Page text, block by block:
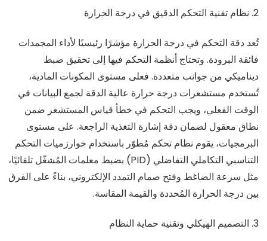
2. نظام تقنية التحكم الدقيق في درجة الحرارة
تُعد دقة التحكم في درجة الحرارة مؤشرًا رئيسيًا لأداء المجمدات
فائقة البرودة. وتحتاج أنظمة التحكم فيها إلى تحقيق ضبط
ديناميكي من جوانب متعددة. فعلى مستوى المكونات المادية،
تُستخدم مستشعرات درجة حرارة عالية الدقة لجمع البيانات في
الوقت الفعلي، ويجب التحكم في خطأ قياس المستشعر ضمن
نطاق معقول لضمان دقة إشارة التغذية الراجعة. على مستوى
البرمجيات، يقوم نظام تحكم مُطوّر باستخدام خوارزميات التحكم
التناسبي التكاملي التفاضلي (PID) بضبط معلمات المُشغّل تلقائيًا،
مثل سرعة الضاغط وفتح صمام التمدد الإلكتروني، بناءً على الفرق
بين درجة الحرارة المُحددة والقيمة المقاسة.
3. التصميم الهيكلي وتقنية حماية النظام